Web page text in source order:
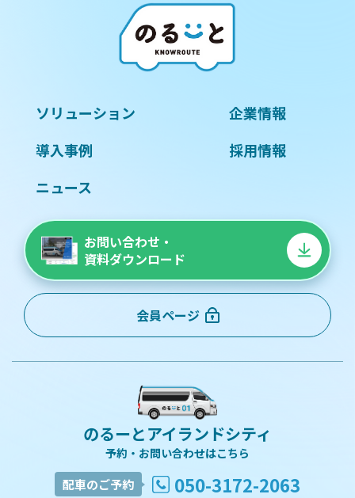
ソリューション
導入事例
ニュース
企業情報
採用情報
お問い合わせ・
資料ダウンロード
会員ページ
のるーとアイランドシティ
予約・お問い合わせはこちら
配車のご予約 050-3172-2063